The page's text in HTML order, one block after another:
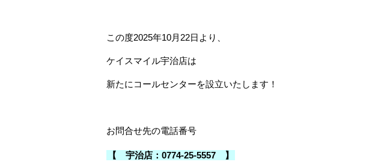
この度2025年10月22日より、
ケイスマイル宇治店は
新たにコールセンターを設立いたします！
お問合せ先の電話番号
【 宇治店：0774-25-5557 】